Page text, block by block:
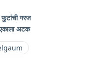
फुटांची गरज
एकाला अटक